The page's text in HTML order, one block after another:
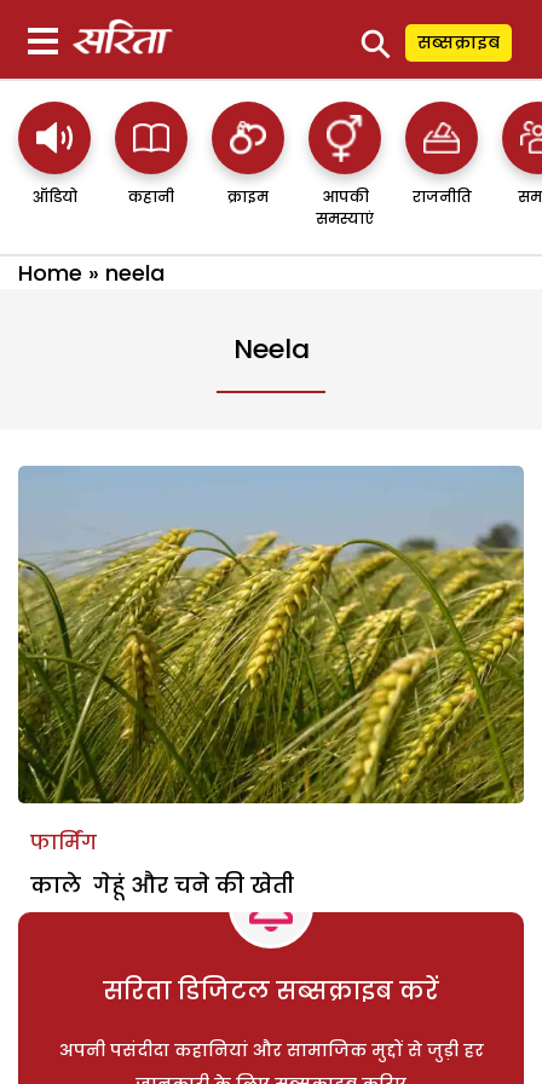
⚲ सब्सक्राइब
ऑडियो कहानी क्राइम
आपकी
समस्याएं
राजनीति
Home » neela
Neela
फार्मिंग
काले गेहूं और चने की खेती
सरिता डिजिटल सब्सक्राइब करें
अपनी पसंदीदा कहानियां और सामाजिक मुद्दों से जुड़ी हर